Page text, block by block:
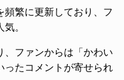
頻繁に更新しており、フ
。
、ファンからは「かわい
ったコメントが寄せられ